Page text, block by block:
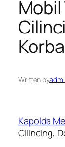
Mobil
Written by
Kapolda
Cilincing,